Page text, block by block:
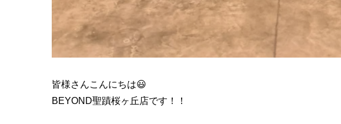
皆様さんこんにちは😃
BEYOND聖蹟桜ヶ丘店です！！